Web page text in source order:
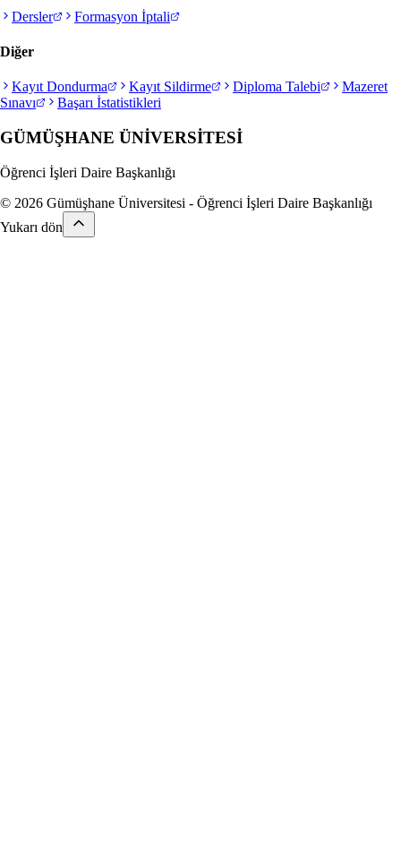
Dersler Formasyon İptali
Diğer
Kayıt Dondurma Kayıt Sildirme Diploma Talebi
Mazeret
Sınavı
Başarı İstatistikleri
GÜMÜŞHANE ÜNİVERSİTESİ
Öğrenci İşleri Daire Başkanlığı
© 2026 Gümüşhane Üniversitesi - Öğrenci İşleri Daire Başkanlığı
Yukarı dön